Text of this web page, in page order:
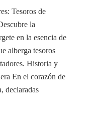
Tesoros de
la
en la esencia de
alberga tesoros
Historia y
En el corazón de
declaradas